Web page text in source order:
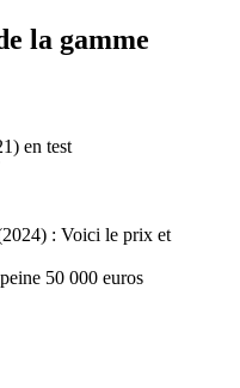
la gamme
en test
: Voici le prix et
50 000 euros